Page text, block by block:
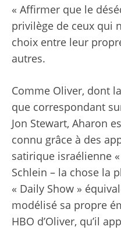
« Affirmer que le
privilège de ceux qui
choix entre leur
autres.
Comme Oliver, dont
que correspondant
Jon Stewart, Aharon
connu grâce à des
satirique israélienne
Schlein – la chose la
« Daily Show »
modélisé sa propre
HBO d’Oliver, qu’il